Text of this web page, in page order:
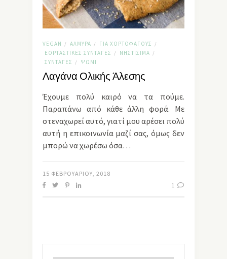
VEGAN / ΑΛΜΥΡΆ / ΓΙΑ ΧΟΡΤΟΦΆΓΟΥΣ /
ΕΟΡΤΑΣΤΙΚΈΣ ΣΥΝΤΑΓΈΣ / ΝΗΣΤΊΣΙΜΑ /
ΣΥΝΤΑΓΈΣ / ΨΩΜΊ
Λαγάνα Ολικής Άλεσης
Έχουμε πολύ καιρό να τα πούμε.
Παραπάνω από κάθε άλλη φορά. Με
στεναχωρεί αυτό, γιατί μου αρέσει πολύ
αυτή η επικοινωνία μαζί σας, όμως δεν
μπορώ να χωρέσω όσα…
15 ΦΕΒΡΟΥΑΡΊΟΥ, 2018
1